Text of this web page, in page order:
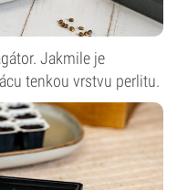
Jakmile je
tenkou vrstvu perlitu.